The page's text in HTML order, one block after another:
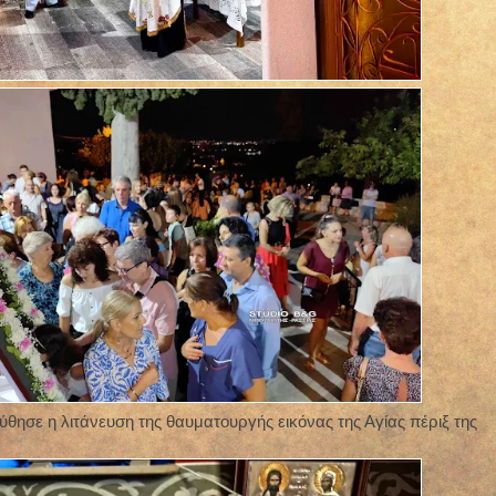
η λιτάνευση της θαυματουργής εικόνας της Αγίας πέριξ της